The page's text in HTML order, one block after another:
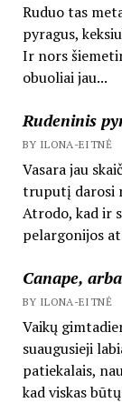
Ruduo tas
pyragus,
Ir nors
obuoliai jau...
Rudeninis
BY ILONA-EITNĖ
Vasara jau
truputį darosi
Atrodo, kad ir
pelargonijos
Canape,
BY ILONA-EITNĖ
Vaikų
suaugusieji
patiekalais,
kad viskas